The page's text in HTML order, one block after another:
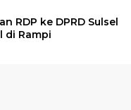
RDP ke DPRD Sulsel
di Rampi